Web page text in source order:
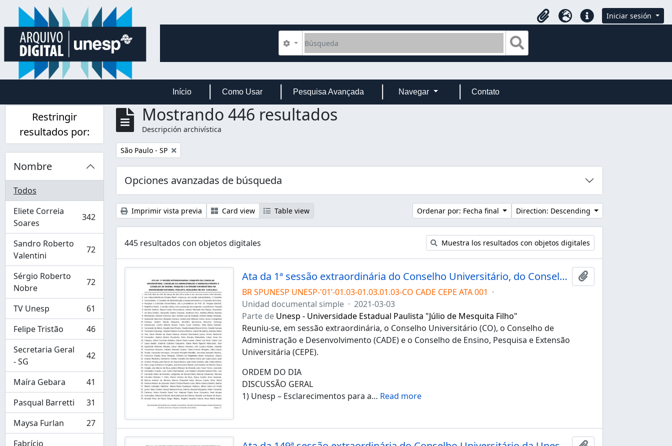
Skip to main content
Portapapeles
IdiomaEnlaces rápidos
Iniciar sesión
Búsqueda
Search options
Início Como Usar Pesquisa Avançada Navegar Contato
Restringir
resultados por:
Nombre
Todos
Eliete Correia
Soares
, 342 resultados 342
Sandro Roberto
Valentini
, 72 resultados 72
Sérgio Roberto
Nobre
, 72 resultados 72
TV Unesp
, 61 resultados
61
Felipe Tristão
, 46 resultados
46
Secretaria Geral
- SG
, 42 resultados 42
Maíra Gebara
, 41 resultados
41
Pasqual Barretti
, 31 resultados
31
Maysa Furlan
, 27 resultados
27
Fabrício
Mostrando 446 resultados
Descripción archivística
Remove filter:
São Paulo - SP
Opciones avanzadas de búsqueda
Imprimir vista previa Card view Table view Ordenar por: Fecha final Direction: Descending
445 resultados con objetos digitales Muestra los resultados con objetos digitales
Ata da 1ª sessão extraordinária do Conselho Universitário, do Conselho de Administração e Desenvolvimento e do Conselho de Ensino, Pesquisa e Extensão Universitária da Unesp de 03/03/2021
Añadir al
BR SPUNESP UNESP-'01’-01.03-01.03.01.03-CO CADE CEPE ATA 001 ·
Unidad documental simple · 2021-03-03
Parte de Unesp - Universidade Estadual Paulista "Júlio de Mesquita Filho"
Reuniu-se, em sessão extraordinária, o Conselho Universitário (CO), o Conselho de
Administração e Desenvolvimento (CADE) e o Conselho de Ensino, Pesquisa e Extensão
Universitária (CEPE).
ORDEM DO DIA
DISCUSSÃO GERAL
1) Unesp – Esclarecimentos para a… Read more